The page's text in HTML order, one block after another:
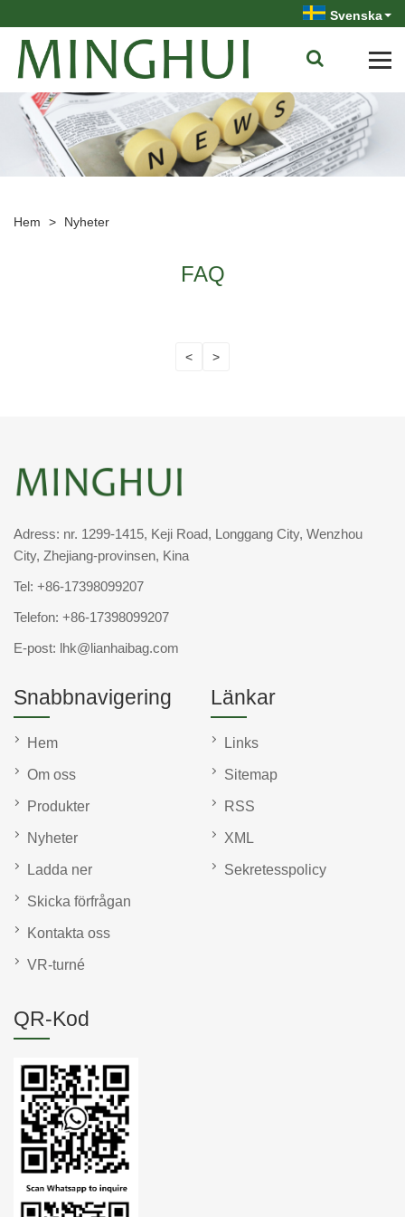
Svenska
Hem > Nyheter
FAQ
< >
Adress: nr. 1299-1415, Keji Road, Longgang City, Wenzhou
City, Zhejiang-provinsen, Kina
Tel: +86-17398099207
Telefon: +86-17398099207
E-post: lhk@lianhaibag.com
Snabbnavigering
Hem
Om oss
Produkter
Nyheter
Ladda ner
Skicka förfrågan
Kontakta oss
VR-turné
Länkar
Links
Sitemap
RSS
XML
Sekretesspolicy
QR-Kod